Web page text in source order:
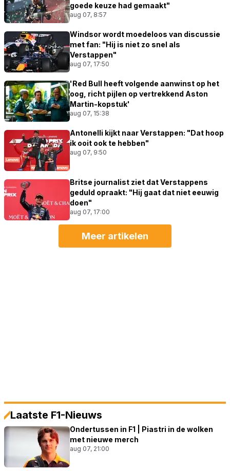
goede keuze had gemaakt"
aug 07, 8:57
Windsor wordt moedeloos van discussie
met fan: "Hij is niet zo snel als
Verstappen"
aug 07, 17:50
'Red Bull heeft volgende aanwinst op het
oog, richt pijlen op vertrekkend Aston
Martin-kopstuk'
aug 07, 15:38
Antonelli kijkt naar Verstappen: "Dat hoop
ik ooit ook te hebben"
aug 07, 9:50
Britse journalist ziet dat Verstappens
geduld opraakt: "Hij gaat dat niet eeuwig
doen"
aug 07, 17:00
Meer artikelen
Laatste F1-Nieuws
Ondertussen in F1 | Piastri in de wolken
met nieuwe merch
aug 07, 21:00